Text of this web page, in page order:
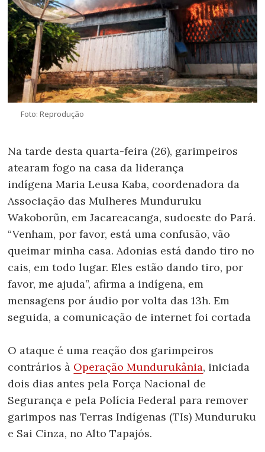
Foto: Reprodução
Na tarde desta quarta-feira (26), garimpeiros
atearam fogo na casa da liderança
indígena Maria Leusa Kaba, coordenadora da
Associação das Mulheres Munduruku
Wakoborũn, em Jacareacanga, sudoeste do Pará.
“Venham, por favor, está uma confusão, vão
queimar minha casa. Adonias está dando tiro no
cais, em todo lugar. Eles estão dando tiro, por
favor, me ajuda”, afirma a indígena, em
mensagens por áudio por volta das 13h. Em
seguida, a comunicação de internet foi cortada
O ataque é uma reação dos garimpeiros
contrários à Operação Mundurukânia, iniciada
dois dias antes pela Força Nacional de
Segurança e pela Polícia Federal para remover
garimpos nas Terras Indígenas (TIs) Munduruku
e Sai Cinza, no Alto Tapajós.